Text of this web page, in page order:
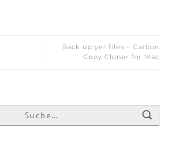
Back up yer files – Carbon
Copy Cloner for Mac